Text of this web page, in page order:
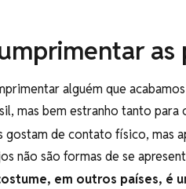
as
alguém que
mas bem estranho tanto para
gostam de contato físico, mas
não são formas de se
em outros países, é